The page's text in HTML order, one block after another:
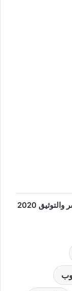
جميع الحقوق محفوظة لموقع ماكتيوبس للنشر والتوثيق 2020